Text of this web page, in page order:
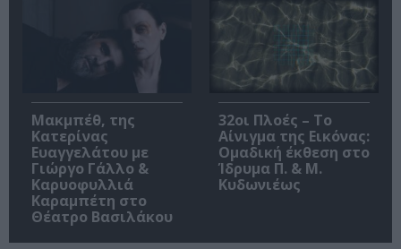
Μακμπέθ, της
Κατερίνας
Ευαγγελάτου με
Γιώργο Γάλλο &
Καρυοφυλλιά
Καραμπέτη στο
Θέατρο Βασιλάκου
32οι Πλοές – Το
Αίνιγμα της Εικόνας:
Ομαδική έκθεση στο
Ίδρυμα Π. & Μ.
Κυδωνιέως